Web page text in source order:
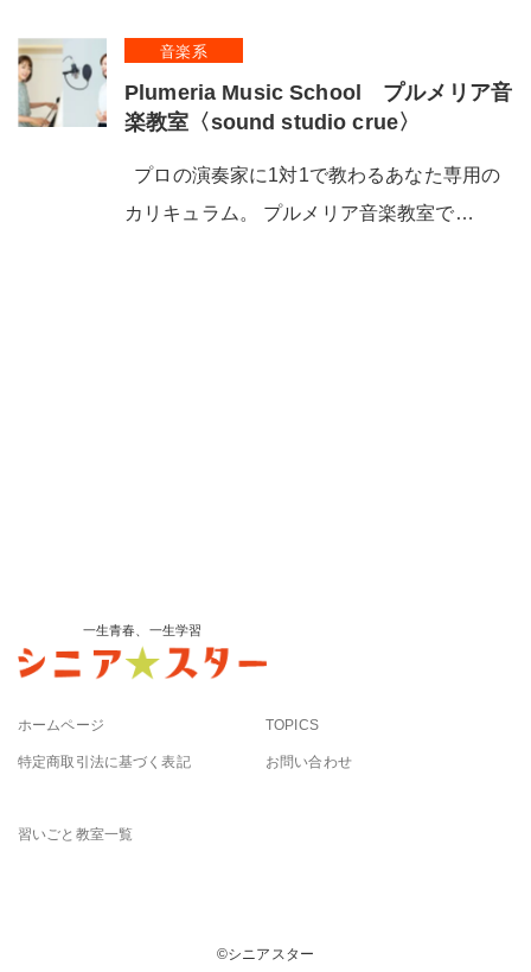
音楽系
Plumeria Music School プルメリア音
楽教室〈sound studio crue〉
プロの演奏家に1対1で教わるあなた専用の
カリキュラム。 プルメリア音楽教室で…
一生青春、一生学習
ホームページ
特定商取引法に基づく表記
TOPICS
お問い合わせ
習いごと教室一覧
©︎シニアスター